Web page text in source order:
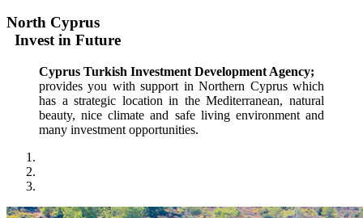
North Cyprus
Invest in Future
Cyprus Turkish Investment Development Agency;
provides you with support in Northern Cyprus which
has a strategic location in the Mediterranean, natural
beauty, nice climate and safe living environment and
many investment opportunities.